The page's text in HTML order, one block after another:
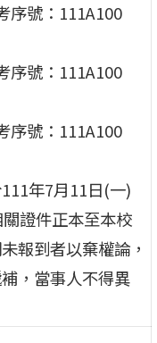
序號：111A100
序號：111A100
序號：111A100
年7月11日(一)
證件正本至本校
報到者以棄權論，
，當事人不得異